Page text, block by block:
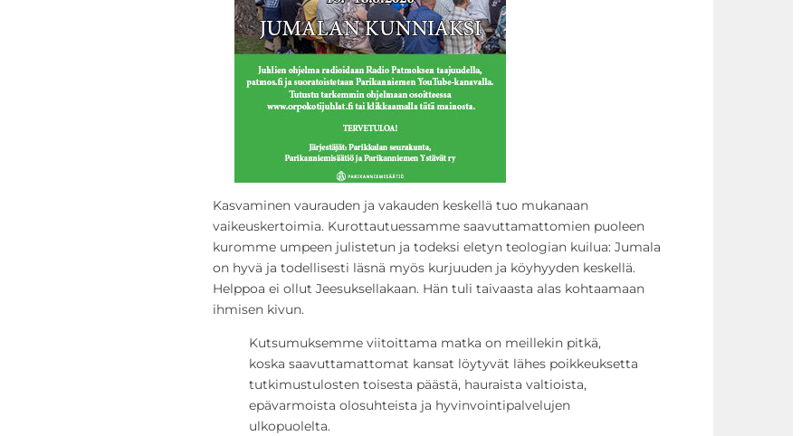
Kasvaminen vaurauden ja vakauden keskellä tuo mukanaan
vaikeuskertoimia. Kurottautuessamme saavuttamattomien puoleen
kuromme umpeen julistetun ja todeksi eletyn teologian kuilua: Jumala
on hyvä ja todellisesti läsnä myös kurjuuden ja köyhyyden keskellä.
Helppoa ei ollut Jeesuksellakaan. Hän tuli taivaasta alas kohtaamaan
ihmisen kivun.
Kutsumuksemme viitoittama matka on meillekin pitkä,
koska saavuttamattomat kansat löytyvät lähes poikkeuksetta
tutkimustulosten toisesta päästä, hauraista valtioista,
epävarmoista olosuhteista ja hyvinvointipalvelujen
ulkopuolelta.